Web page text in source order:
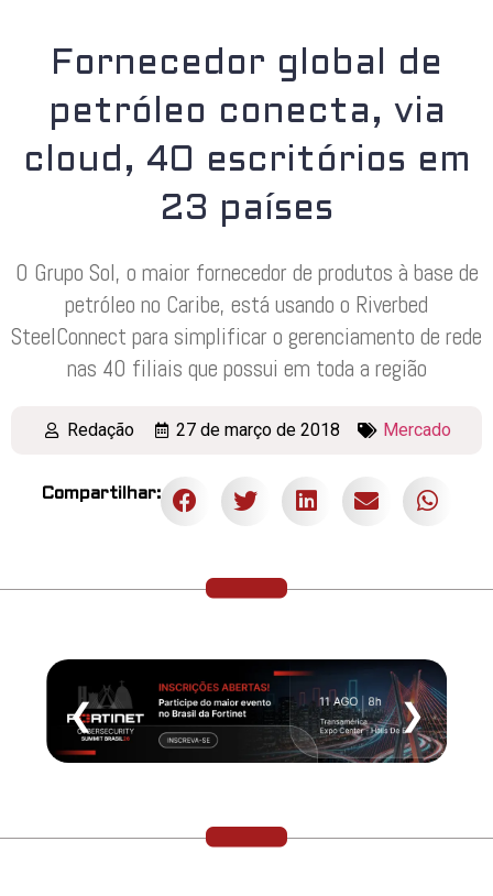
Fornecedor global de
petróleo conecta, via
cloud, 40 escritórios em
23 países
O Grupo Sol, o maior fornecedor de produtos à base de
petróleo no Caribe, está usando o Riverbed
SteelConnect para simplificar o gerenciamento de rede
nas 40 filiais que possui em toda a região
Redação 27 de março de 2018 Mercado
Compartilhar:
❮ ❯